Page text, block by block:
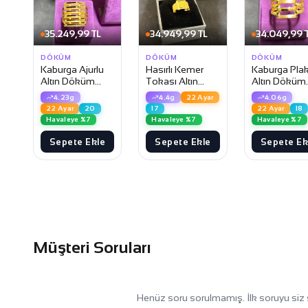
35.249,99 TL
DÖKÜM
Kaburga Ajurlu
Altın Döküm
Yüzük
4.23g
22 Ayar
20
Havaleye %7
Sepete Ekle
34.949,99 TL
DÖKÜM
Hasırlı Kemer
Tokası Altın
Döküm Yüzük
4.4g
22 Ayar
17
Havaleye %7
Sepete Ekle
34.049,99
DÖKÜM
Kaburga
Altın Döküm
Yüzük
4.06g
22 Ayar
18
Havaleye %7
Sepete
Müşteri Soruları
Henüz soru sorulmamış. İlk soruyu siz